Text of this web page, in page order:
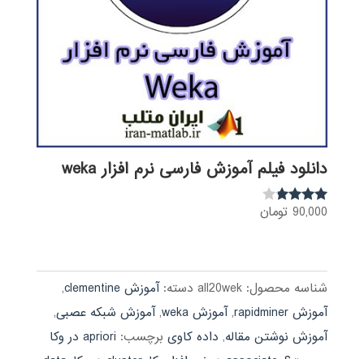
دانلود فیلم آموزش فارسی نرم افزار weka
نمره
90,000 تومان
شناسه محصول: all20wek دسته:آموزش clementine
,
آموزش rapidminer
,آموزش weka ,آموزش شبکه عصبی,
آموزش نوشتن مقاله, داده کاوی برچسب:
apriori در وکا